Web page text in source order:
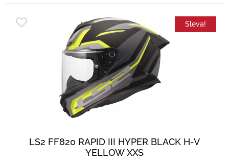
Sleva!
LS2 FF820 RAPID III HYPER BLACK H-V
YELLOW XXS